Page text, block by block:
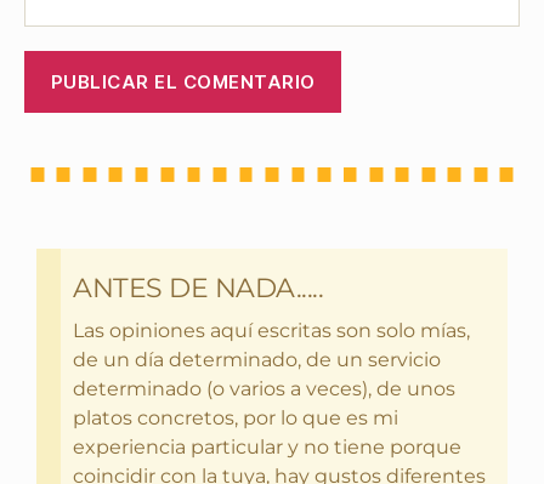
ANTES DE NADA.....
Las opiniones aquí escritas son solo mías,
de un día determinado, de un servicio
determinado (o varios a veces), de unos
platos concretos, por lo que es mi
experiencia particular y no tiene porque
coincidir con la tuya, hay gustos diferentes